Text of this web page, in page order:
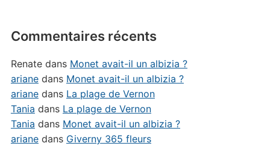
Commentaires récents
Renatedans Monet avait-il un albizia ?
arianedans Monet avait-il un albizia ?
arianedans La plage de Vernon
Tania dans La plage de Vernon
Tania dans Monet avait-il un albizia ?
arianedans Giverny 365 fleurs